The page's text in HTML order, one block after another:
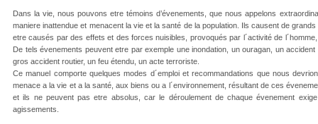
Dans la vie, nous pouvons etre témoins d’évenements, que nous appelons
maniere inattendue et menacent la vie et la santé de la population. Ils causent de
etre causés par des effets et des forces nuisibles, provoqués par l´activité de
De tels évenements peuvent etre par exemple une inondation, un ouragan, un
gros accident routier, un feu étendu, un acte terroriste.
Ce manuel comporte quelques modes d´emploi et recommandations que nous
menace a la vie et a la santé, aux biens ou a l´environnement, résultant de ces
et ils ne peuvent pas etre absolus, car le déroulement de chaque évenement
agissements.